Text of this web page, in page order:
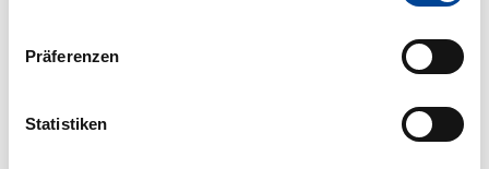
Präferenzen
Statistiken